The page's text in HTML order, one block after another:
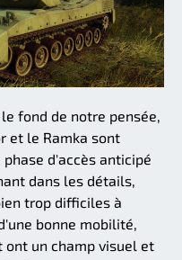
fond de notre pensée,
et le Ramka sont
d'accès anticipé
dans les détails,
trop difficiles à
bonne mobilité,
ont un champ visuel et